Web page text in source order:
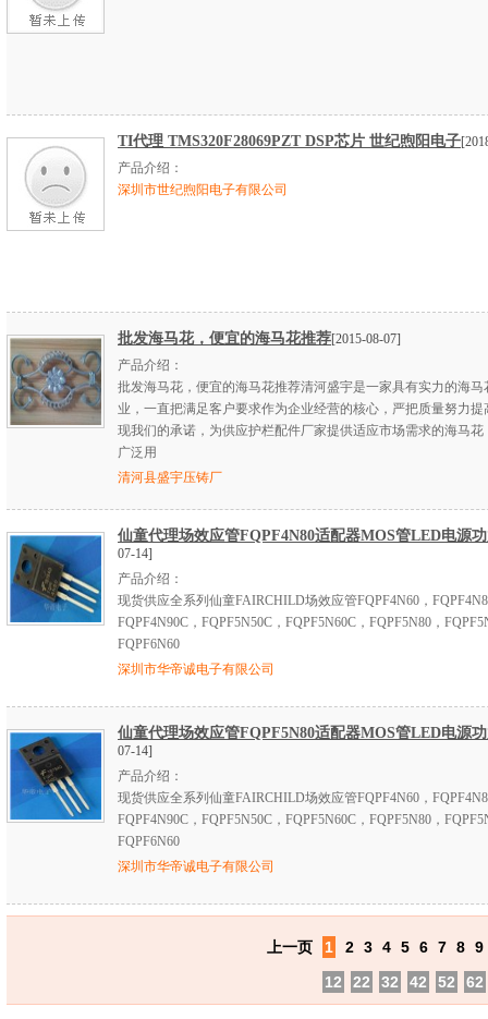
TI代理 TMS320F28069PZT DSP芯片 世纪煦阳电子
产品介绍：
深圳市世纪煦阳电子有限公司
批发海马花，便宜的海马花推荐[2015-08-07]
产品介绍：
批发海马花，便宜的海马花推荐清河盛宇是一家具有实力的海马
业，一直把满足客户要求作为企业经营的核心，严把质量努力提
现我们的承诺，为供应护栏配件厂家提供适应市场需求的海马花
广泛用
清河县盛宇压铸厂
仙童代理场效应管FQPF4N80适配器MOS管LED电源
07-14]
产品介绍：
现货供应全系列仙童FAIRCHILD场效应管FQPF4N60，
FQPF4N90C，FQPF5N50C，FQPF5N60C，FQPF5N80，
FQPF6N60
深圳市华帝诚电子有限公司
仙童代理场效应管FQPF5N80适配器MOS管LED电源
07-14]
产品介绍：
现货供应全系列仙童FAIRCHILD场效应管FQPF4N60，
FQPF4N90C，FQPF5N50C，FQPF5N60C，FQPF5N80，
FQPF6N60
深圳市华帝诚电子有限公司
上一页 1 2 3 4 5 6 7 8 9
12
22 32 42 52 62